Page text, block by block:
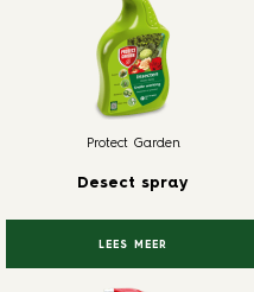
Protect Garden
Desect spray
LEES MEER